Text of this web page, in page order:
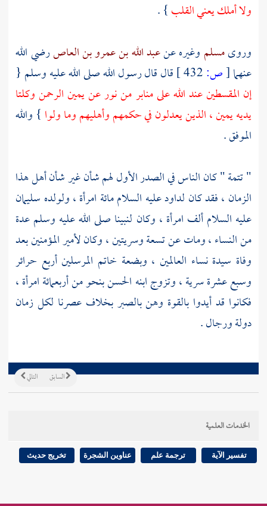
ولا أملك يعني القلب} .
وروىمسلم وغيره عنعبد الله بن عمرو بن العاصرضي الله
عنهما[ص:
قال قال رسول الله صلى الله عليه وسلم {
إن المقسطين عند الله على منابر من نور عن يمين الرحمن وكلتا
يديه يمين ، الذين يعدلون في حكمهم وأهليهم وما ولوا } والله
الموفق .
" تتمة " كان الناس في الصدر الأول لهم شأن غير شأن أهل هذا
الزمان ، فقد كان لداودعليه السلام مائة امرأة ، ولولده سليمان
عليه السلام ألف امرأة ، وكان لنبينا صلى الله عليه وسلم عدة
من النساء ، ومات عن تسعة وسريتين ، وكان لأمير المؤمنين بعد
وفاة سيدة نساء العالمين ، وبضعة خاتم المرسلين أربع حرائر
وسبع عشرة سرية ، وتزوج ابنه الحسنبنحو من أربعمائة امرأة ،
فكانوا قد أيدوا بالقوة وهن بالصبر بخلاف عصرنا لكل زمان
دولة ورجال .
التالي السابق
الخدمات العلمية
تفسير الآية ترجمة علم عناوين الشجرة تخريج حديث